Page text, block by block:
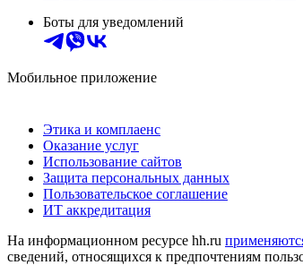
Боты для уведомлений
Мобильное приложение
Этика и комплаенс
Оказание услуг
Использование сайтов
Защита персональных данных
Пользовательское соглашение
ИТ аккредитация
На информационном ресурсе hh.ru
сведений, относящихся к предпочтениям